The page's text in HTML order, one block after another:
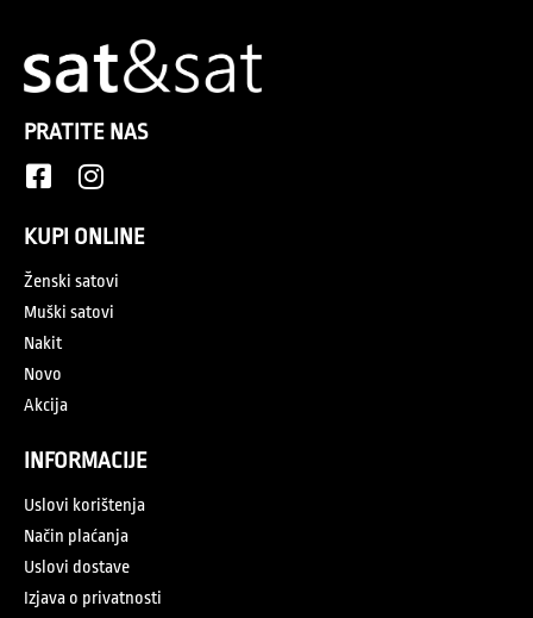
PRATITE NAS
KUPI ONLINE
Ženski satovi
Muški satovi
Nakit
Novo
Akcija
INFORMACIJE
Uslovi korištenja
Način plaćanja
Uslovi dostave
Izjava o privatnosti